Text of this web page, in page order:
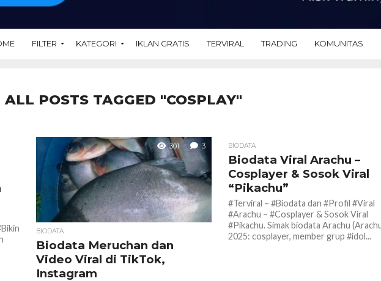
FILTER KATEGORI IKLAN GRATIS TERVIRAL TRADING KOMUNITAS
ALL POSTS TAGGED "COSPLAY"
301 3
BIODATA
Biodata Meruchan dan
Video Viral di TikTok,
Instagram
BIODATA
Biodata Viral Arachu –
Cosplayer & Sosok Viral
“Pikachu”
#Terviral – #Biodata dan #Profil #Viral
#Arachu – #Cosplayer & Sosok Viral
#Pikachu. Simak biodata Arachu
2025: cosplayer, member grup #idol...